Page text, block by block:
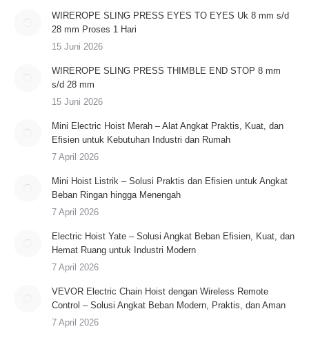
WIREROPE SLING PRESS EYES TO EYES Uk 8 mm s/d
28 mm Proses 1 Hari
15 Juni 2026
WIREROPE SLING PRESS THIMBLE END STOP 8 mm
s/d 28 mm
15 Juni 2026
Mini Electric Hoist Merah – Alat Angkat Praktis, Kuat, dan
Efisien untuk Kebutuhan Industri dan Rumah
7 April 2026
Mini Hoist Listrik – Solusi Praktis dan Efisien untuk Angkat
Beban Ringan hingga Menengah
7 April 2026
Electric Hoist Yate – Solusi Angkat Beban Efisien, Kuat, dan
Hemat Ruang untuk Industri Modern
7 April 2026
VEVOR Electric Chain Hoist dengan Wireless Remote
Control – Solusi Angkat Beban Modern, Praktis, dan Aman
7 April 2026